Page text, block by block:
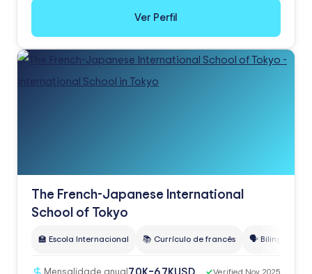
Ver Perfil
The French-Japanese International
School of Tokyo
🏫 Escola Internacional 📚 Currículo de francês 🗣️ Bilingue
✓Verified Nov 2025